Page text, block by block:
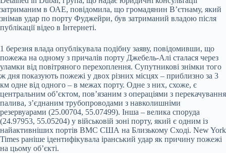
затриманим в ОАЕ, повідомила, що громадянин В’єтнаму, який
знімав удар по порту Фуджейри, був затриманий владою після
публікації відео в Інтернеті.
1 березня влада опублікувала подібну заяву, повідомивши, що
пожежа на одному з причалів порту Джебель-Алі сталася через
уламки від повітряного перехоплення. Супутникові знімки того
ж дня показують пожежі у двох різних місцях – приблизно за 3
км одне від одного – в межах порту. Одне з них, схоже, є
центральним об’єктом, пов’язаним з операціями з перекачування
палива, з’єднаним трубопроводами з навколишніми
резервуарами (25.00704, 55.07499). Інша – велика споруда
(24.97953, 55.05204) у військовій зоні порту, який є одним із
найактивніших портів ВМС США на Близькому Сході. New York
Times раніше ідентифікувала іранський удар як причину пожежі
на цьому об’єкті.